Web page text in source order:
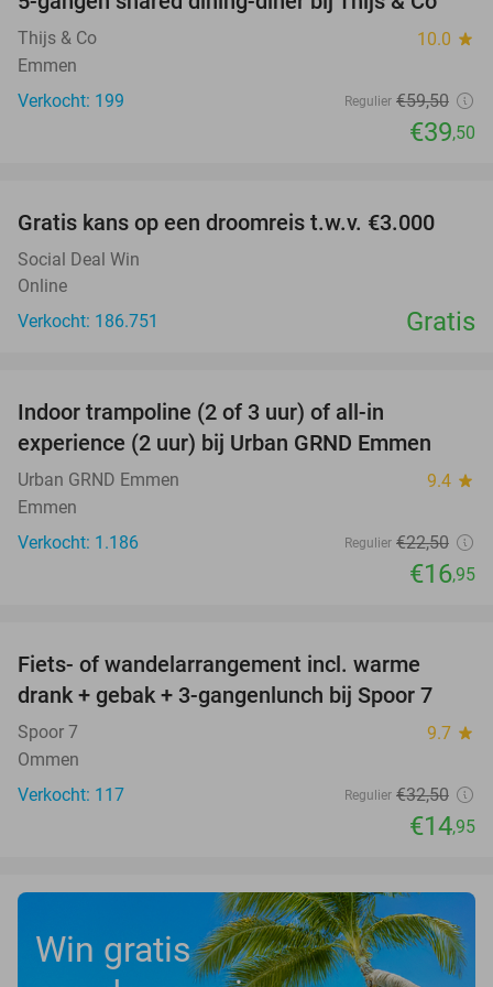
34%
Thijs & Co 10.0 star
Emmen
Verkocht: 199
Regulier €59,50
€39,50
Gratis kans op een droomreis t.w.v. €3.000
Social Deal Win
Online
Verkocht: 186.751
Gratis
Indoor trampoline (2 of 3 uur) of all-in
experience (2 uur) bij Urban GRND Emmen
Urban GRND Emmen 9.4 star
Emmen
Verkocht: 1.186
Regulier €22,50
€16,95
Fiets- of wandelarrangement incl. warme
drank + gebak + 3-gangenlunch bij Spoor 7
Spoor 7 9.7 star
Ommen
Verkocht: 117
Regulier €32,50
€14,95
Win gratis